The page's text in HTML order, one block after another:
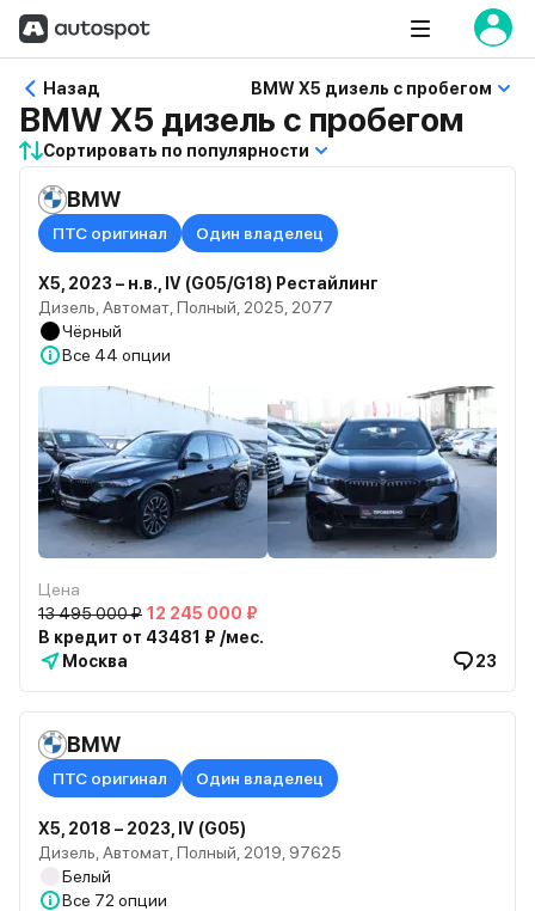
Назад BMW X5 дизель с пробегом
BMW X5 дизель с пробегом
Сортировать по популярности
BMW
ПТС оригинал Один владелец
X5, 2023 – н.в., IV (G05/G18) Рестайлинг
Дизель, Автомат, Полный, 2025, 2077
Чёрный
Все 44 опции
Цена
13 495 000 ₽ 12 245 000 ₽
В кредит от 43481 ₽ /мес.
Москва
23
BMW
ПТС оригинал Один владелец
X5, 2018 – 2023, IV (G05)
Дизель, Автомат, Полный, 2019, 97625
Белый
Все 72 опции